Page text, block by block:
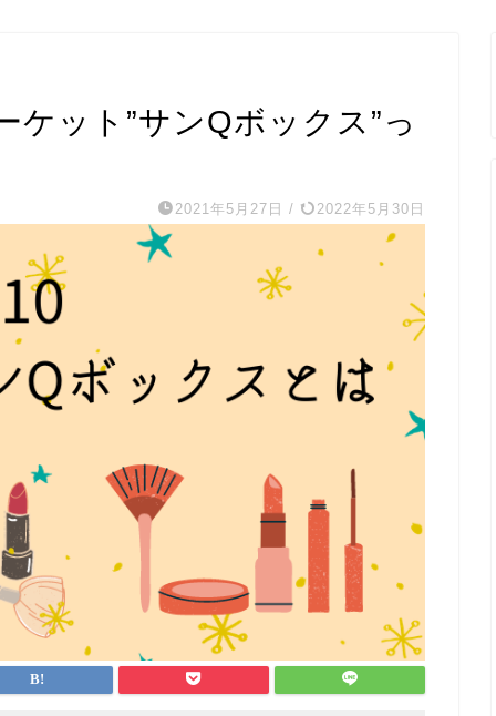
ケット”サンQボックス”っ
2021年5月27日 / 2022年5月30日